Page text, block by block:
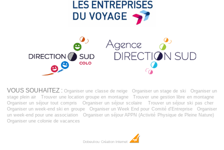
VOUS SOUHAITEZ :Organiser une classe de neige Organiser un stage de ski
Organiser un
stage plein air
Trouver une location groupe en montagne
Trouver une gestion libre en montagne
Organiser un séjour tout compris
Organiser un séjour scolaire
Trouver un séjour ski pas cher
Organiser un week-end ski en groupe
Organiser un Week End pour Comité d'Entreprise
Organiser
un week-end pour une association
Organiser un séjour APPN (Activité Physique de Pleine Nature)
Organiser une colonie de vacances
Dobeuliou Création Internet